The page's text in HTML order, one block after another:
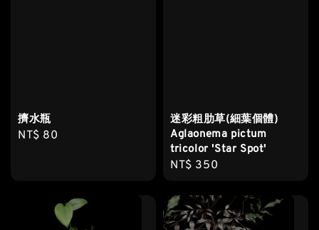
擠水瓶
Regular
NT$ 80
迷彩粗肋草(細葉個體)
Aglaonema pictum
tricolor 'Star Spot'
Regular
NT$ 350